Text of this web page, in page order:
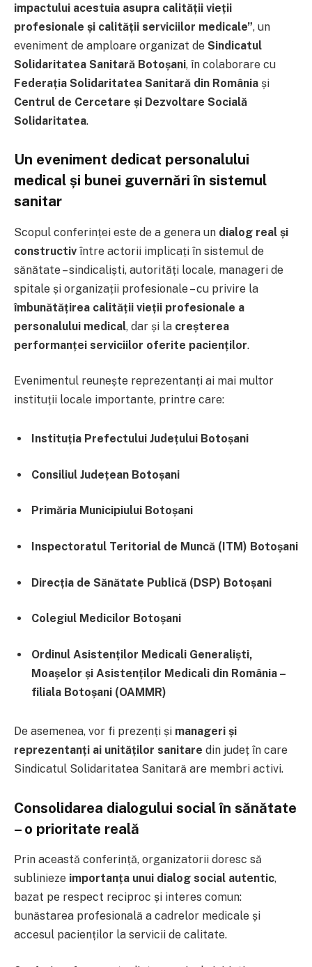
impactului acestuia asupra calității vieții
profesionale și calității serviciilor medicale”, un
eveniment de amploare organizat de Sindicatul
Solidaritatea Sanitară Botoșani, în colaborare cu
Federația Solidaritatea Sanitară din România și
Centrul de Cercetare și Dezvoltare Socială
Solidaritatea.
Un eveniment dedicat personalului
medical și bunei guvernări în sistemul
sanitar
Scopul conferinței este de a genera un dialog real și
constructiv între actorii implicați în sistemul de
sănătate – sindicaliști, autorități locale, manageri de
spitale și organizații profesionale – cu privire la
îmbunătățirea calității vieții profesionale a
personalului medical, dar și la creșterea
performanței serviciilor oferite pacienților.
Evenimentul reunește reprezentanți ai mai multor
instituții locale importante, printre care:
Instituția Prefectului Județului Botoșani
Consiliul Județean Botoșani
Primăria Municipiului Botoșani
Inspectoratul Teritorial de Muncă (ITM) Botoșani
Direcția de Sănătate Publică (DSP) Botoșani
Colegiul Medicilor Botoșani
Ordinul Asistenților Medicali Generaliști,
Moașelor și Asistenților Medicali din România –
filiala Botoșani (OAMMR)
De asemenea, vor fi prezenți și manageri și
reprezentanți ai unităților sanitare din județ în care
Sindicatul Solidaritatea Sanitară are membri activi.
Consolidarea dialogului social în sănătate
– o prioritate reală
Prin această conferință, organizatorii doresc să
sublinieze importanța unui dialog social autentic,
bazat pe respect reciproc și interes comun:
bunăstarea profesională a cadrelor medicale și
accesul pacienților la servicii de calitate.